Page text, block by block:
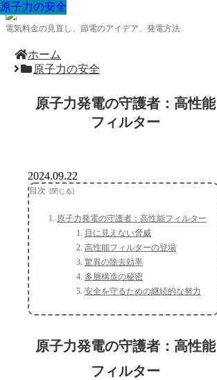
電気料金の見直し、節電のアイデア、発電方法
ホーム
原子力の安全
原子力発電の守護者：高性能
フィルター
原子力の安全
2024.09.22
目次
原子力発電の守護者：高性能フィルター
目に見えない脅威
高性能フィルターの登場
驚異の除去効率
多層構造の秘密
安全を守るための継続的な努力
原子力発電の守護者：高性能
フィルター
原子力の安全
原子力の安全
原子力の安全
原子力の安全
原子力の安全
原子力の安全
原子力の安全
原子力の安全